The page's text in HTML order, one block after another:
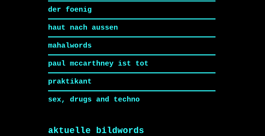
der foenig
haut nach aussen
mahalwords
paul mccarthney ist tot
praktikant
sex, drugs and techno
aktuelle bildwords